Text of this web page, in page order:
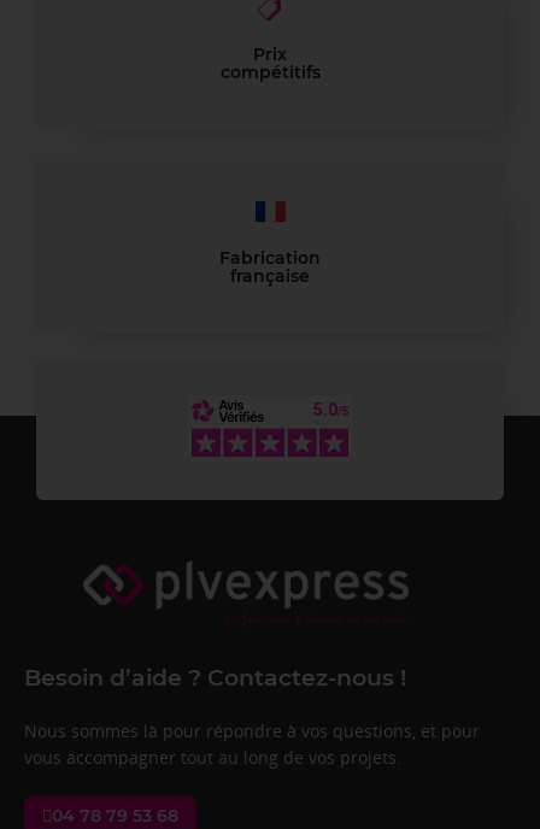
Prix
compétitifs
Fabrication
française
Besoin d’aide ? Contactez-nous !
Nous sommes là pour répondre à vos questions, et pour
vous accompagner tout au long de vos projets.
04 78 79 53 68